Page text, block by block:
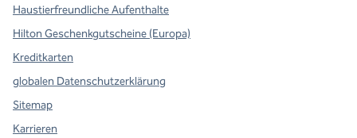
Haustierfreundliche Aufenthalte
Hilton Geschenkgutscheine (Europa)
Kreditkarten
globalen Datenschutzerklärung
Sitemap
Karrieren